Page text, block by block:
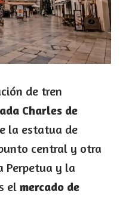
de tren
Charles de
la estatua de
central y otra
Perpetua y la
elmercado de